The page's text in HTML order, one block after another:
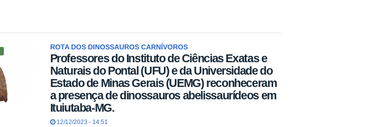
ROTA DOS DINOSSAUROS CARNÍVOROS
Professores do Instituto de Ciências Exatas e
Naturais do Pontal (UFU) e da Universidade do
Estado de Minas Gerais (UEMG) reconheceram
a presença de dinossauros abelissaurídeos em
Ituiutaba-MG.
12/12/2023 - 14:51